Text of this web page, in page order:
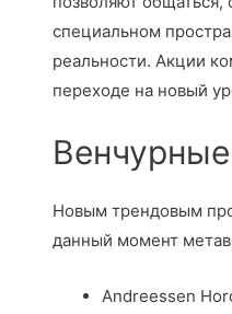
специальном
реальности. Акции
переходе на новый
Новым трендовым
данный момент
Andreessen